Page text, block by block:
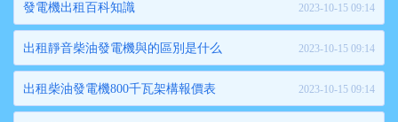
發電機出租百科知識 2023-10-15 09:14
出租靜音柴油發電機與的區別是什么 2023-10-15 09:14
出租柴油發電機800千瓦架構報價表 2023-10-15 09:14